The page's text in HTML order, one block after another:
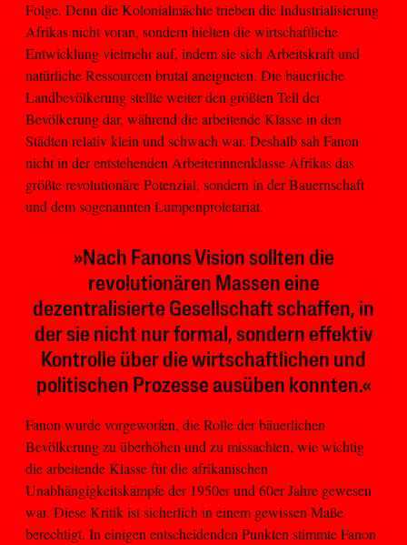
Folge. Denn die Kolonialmächte trieben die Industrialisierung
Afrikas nicht voran, sondern hielten die wirtschaftliche
Entwicklung vielmehr auf, indem sie sich Arbeitskraft und
natürliche Ressourcen brutal aneigneten. Die bäuerliche
Landbevölkerung stellte weiter den größten Teil der
Bevölkerung dar, während die arbeitende Klasse in den
Städten relativ klein und schwach war. Deshalb sah Fanon
nicht in der entstehenden Arbeiterinnenklasse Afrikas das
größte revolutionäre Potenzial, sondern in der Bauernschaft
und dem sogenannten Lumpenproletariat.
»Nach Fanons Vision sollten die
revolutionären Massen eine
dezentralisierte Gesellschaft schaffen, in
der sie nicht nur formal, sondern effektiv
Kontrolle über die wirtschaftlichen und
politischen Prozesse ausüben konnten.«
Fanon wurde vorgeworfen, die Rolle der bäuerlichen
Bevölkerung zu überhöhen und zu missachten, wie wichtig
die arbeitende Klasse für die afrikanischen
Unabhängigkeitskämpfe der 1950er und 60er Jahre gewesen
war. Diese Kritik ist sicherlich in einem gewissen Maße
berechtigt. In einigen entscheidenden Punkten stimmte Fanon